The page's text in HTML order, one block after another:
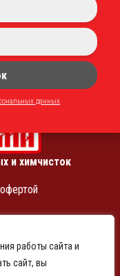
работы сайта и
сайт, вы
данных
и химчисток